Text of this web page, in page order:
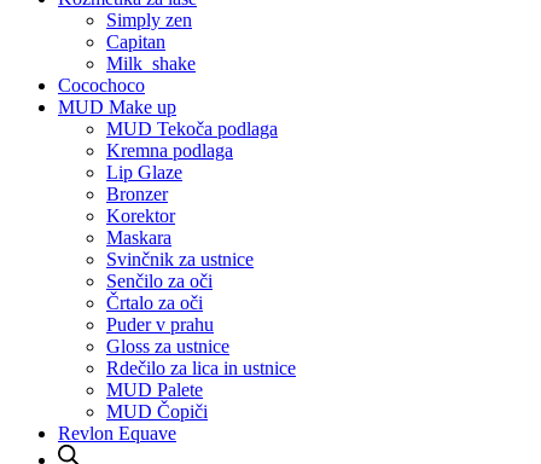
Simply zen
Capitan
Milk_shake
Cocochoco
MUD Make up
MUD Tekoča podlaga
Kremna podlaga
Lip Glaze
Bronzer
Korektor
Maskara
Svinčnik za ustnice
Senčilo za oči
Črtalo za oči
Puder v prahu
Gloss za ustnice
Rdečilo za lica in ustnice
MUD Palete
MUD Čopiči
Revlon Equave